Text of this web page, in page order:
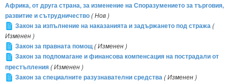
Африка, от друга страна, за изменение на Споразумението за търговия,
развитие и сътрудничество( Нов )
Закон за изпълнение на наказанията и задържането под стража(
Изменен )
Закон за правната помощ( Изменен )
Закон за подпомагане и финансова компенсация на пострадали от
престъпления( Изменен )
Закон за специалните разузнавателни средства( Изменен )